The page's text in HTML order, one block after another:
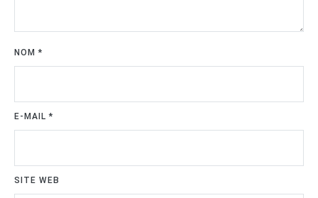
NOM*
E-MAIL*
SITE WEB